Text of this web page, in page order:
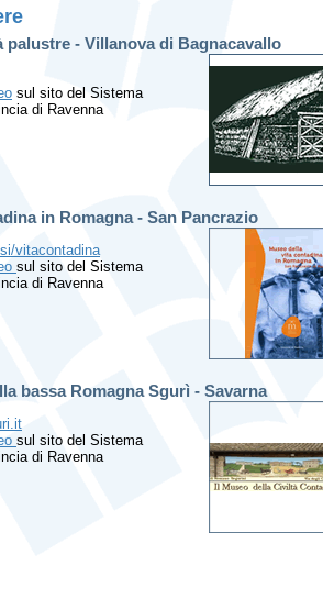
palustre - Villanova di Bagnacavallo
sul sito del Sistema
di Ravenna
in Romagna - San Pancrazio
vitacontadina
sul sito del Sistema
di Ravenna
bassa Romagna Sgurì - Savarna
sul sito del Sistema
di Ravenna